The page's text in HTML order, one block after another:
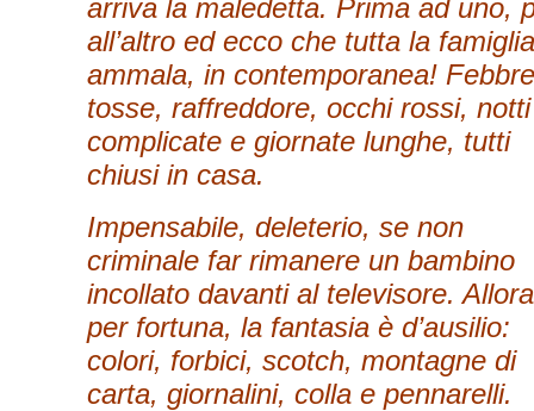
arriva la maledetta. Prima ad uno,
all’altro ed ecco che tutta la
ammala, in contemporanea!
tosse, raffreddore, occhi rossi, notti
complicate e giornate lunghe, tutti
chiusi in casa.
Impensabile, deleterio, se non
criminale far rimanere un bambino
incollato davanti al televisore.
per fortuna, la fantasia è d’ausilio:
colori, forbici, scotch, montagne di
carta, giornalini, colla e pennarelli.